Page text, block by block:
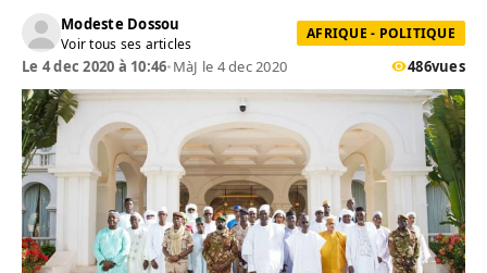
Modeste Dossou
Voir tous ses articles
AFRIQUE - POLITIQUE
Le 4 dec 2020 à 10:46•MàJ le 4 dec 2020 486vues